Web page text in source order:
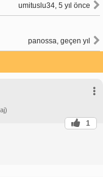
umituslu34, 5 yıl önce
panossa, geçen yıl
1